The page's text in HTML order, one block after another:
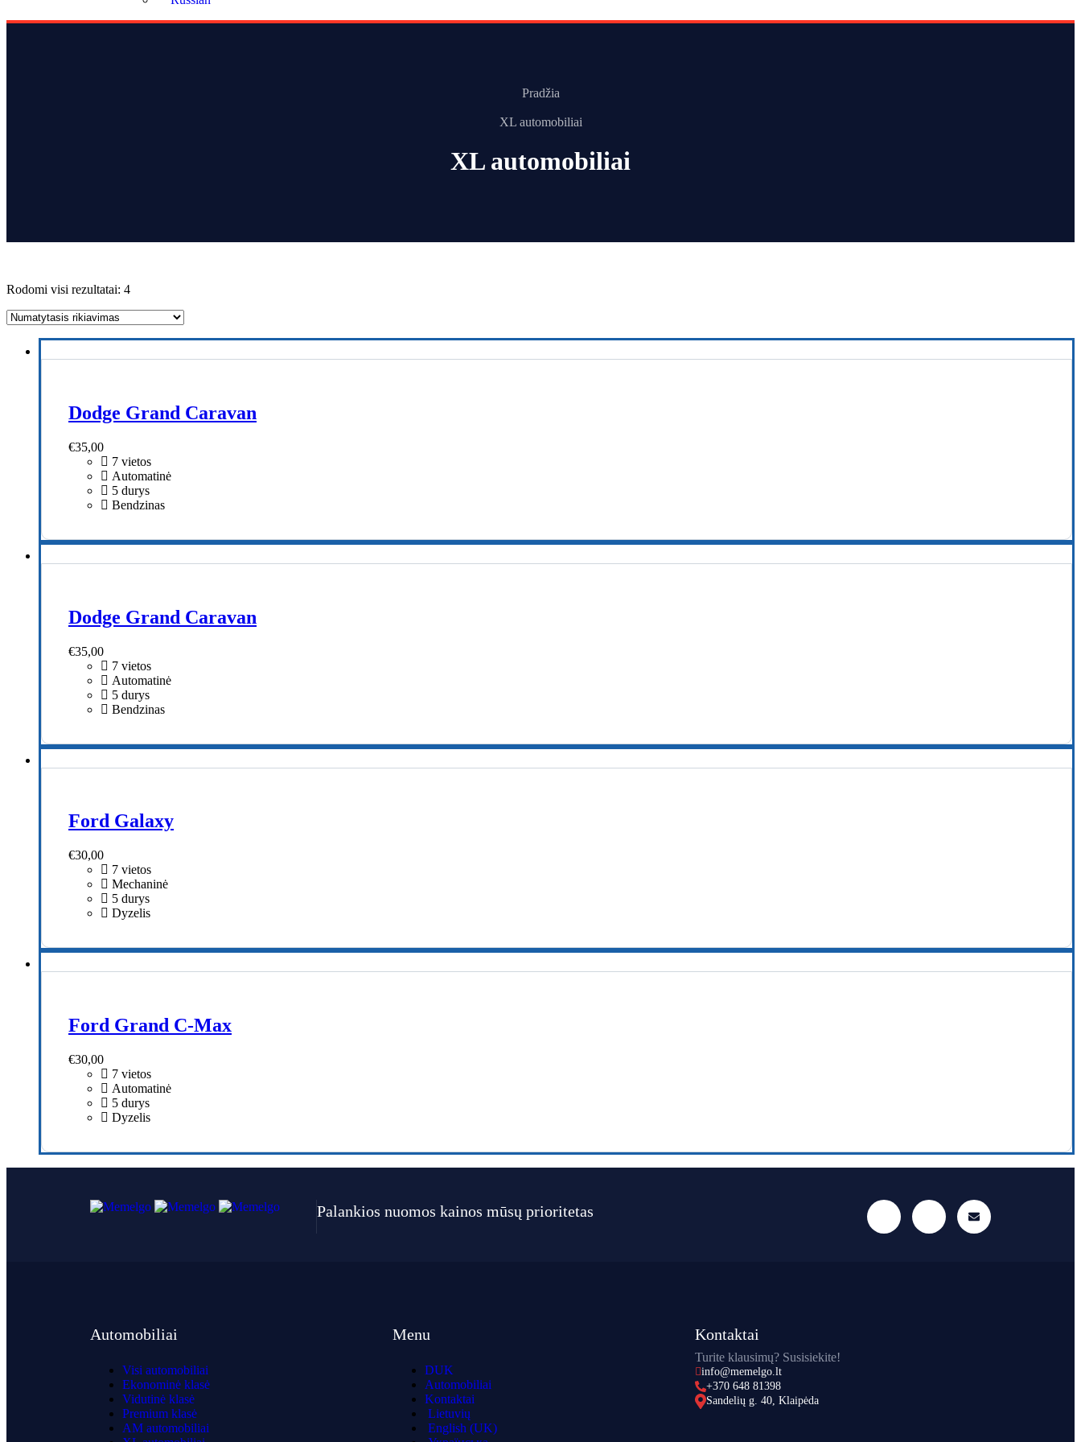
Pradžia
XL automobiliai
XL automobiliai
Rodomi visi rezultatai: 4
Dodge Grand Caravan
€35,00
7 vietos
Automatinė
5 durys
Bendzinas
Dodge Grand Caravan
€35,00
7 vietos
Automatinė
5 durys
Bendzinas
Ford Galaxy
€30,00
7 vietos
Mechaninė
5 durys
Dyzelis
Ford Grand C-Max
€30,00
7 vietos
Automatinė
5 durys
Dyzelis
Palankios nuomos kainos mūsų prioritetas
Automobiliai
Visi automobiliai
Ekonominė klasė
Vidutinė klasė
Premium klasė
AM automobiliai
Menu
DUK
Automobiliai
Kontaktai
Lietuvių
English (UK)
Kontaktai
Turite klausimų? Susisiekite!
info@memelgo.lt
+370 648 81398
Sandelių g. 40, Klaipėda